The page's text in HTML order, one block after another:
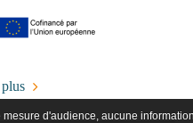
d'audience, aucune